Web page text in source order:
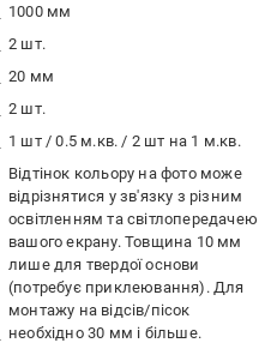
1000 мм
2 шт.
20 мм
2 шт.
1 шт / 0.5 м.кв. / 2 шт на 1 м.кв.
Відтінок кольору на фото може
відрізнятися у зв'язку з різним
освітленням та світлопередачею
вашого екрану. Товщина 10 мм
лише для твердої основи
(потребує приклеювання). Для
монтажу на відсів/пісок
необхідно 30 мм і більше.